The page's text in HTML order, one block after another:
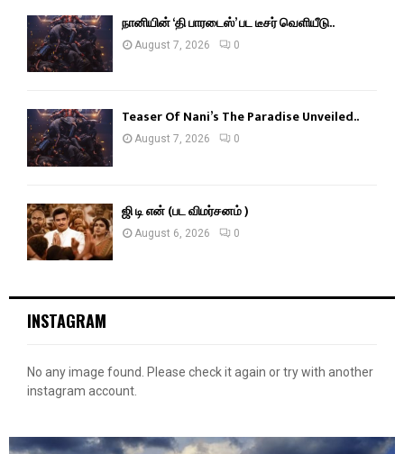
நானியின் ‘தி பாரடைஸ்’ பட டீசர் வெளியீடு..
August 7, 2026 0
Teaser Of Nani’s The Paradise Unveiled..
August 7, 2026 0
ஜி டி என் (பட விமர்சனம் )
August 6, 2026 0
INSTAGRAM
No any image found. Please check it again or try with another
instagram account.